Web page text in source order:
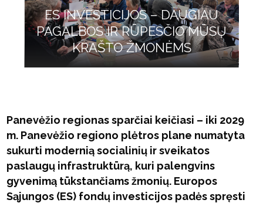
ES INVESTICIJOS – DAUGIAU
PAGALBOS IR RŪPESČIO MŪSŲ
KRAŠTO ŽMONĖMS
Panevėžio regionas sparčiai keičiasi – iki 2029
m. Panevėžio regiono plėtros plane numatyta
sukurti modernią socialinių ir sveikatos
paslaugų infrastruktūrą, kuri palengvins
gyvenimą tūkstančiams žmonių. Europos
Sąjungos (ES) fondų investicijos padės spręsti